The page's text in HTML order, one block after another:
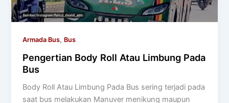
Armada Bus, Bus
Pengertian Body Roll Atau Limbung Pada
Bus
Body Roll Atau Limbung Pada Bus sering terjadi pada
saat bus melakukan Manuver menikung maupun